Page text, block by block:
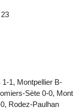
1, Montpellier B-
Sète 0-0, Mont
Rodez-Paulhan